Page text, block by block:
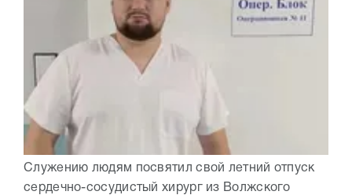
Служению людям посвятил свой летний отпуск
сердечно-сосудистый хирург из Волжского